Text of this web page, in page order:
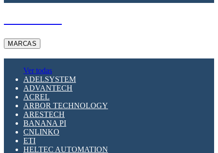
MARCAS
Ver todas
ADELSYSTEM
ADVANTECH
ACREL
ARBOR TECHNOLOGY
ARESTECH
BANANA PI
CNLINKO
ETI
HELTEC AUTOMATION